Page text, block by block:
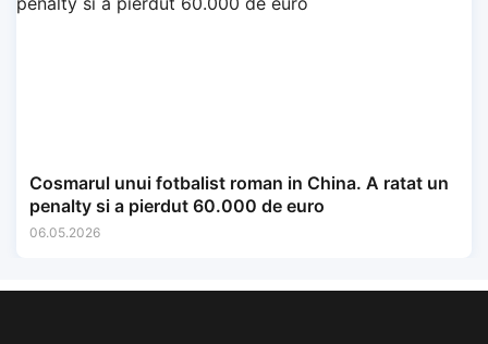
Cosmarul unui fotbalist roman in China. A ratat un
penalty si a pierdut 60.000 de euro
06.05.2026